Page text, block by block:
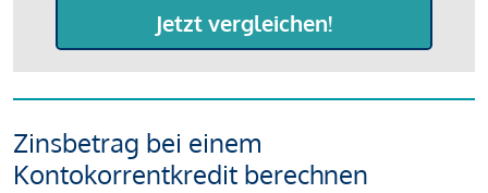
Jetzt vergleichen!
Zinsbetrag bei einem
Kontokorrentkredit berechnen